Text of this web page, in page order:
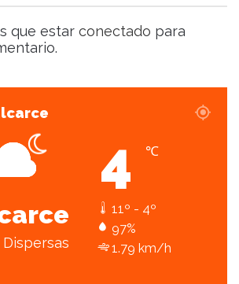
que estar conectado para
4 ℃
11º - 4º
97%
1.79 km/h